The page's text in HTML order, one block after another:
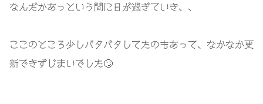
なんだかあっという間に日が過ぎていき、、
ここのところ少しバタバタしてたのもあって、なかなか更
新できずじまいでした🙄